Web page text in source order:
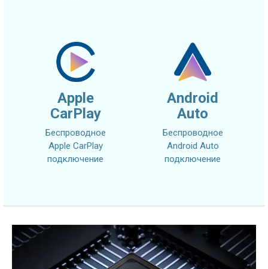
Apple
CarPlay
Беспроводное
Apple CarPlay
подключение
Android
Auto
Беспроводное
Android Auto
подключение